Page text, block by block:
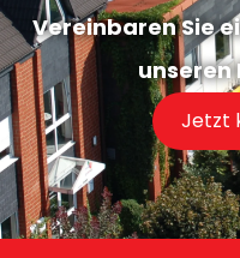
Vereinbaren Sie
unseren
Jetzt